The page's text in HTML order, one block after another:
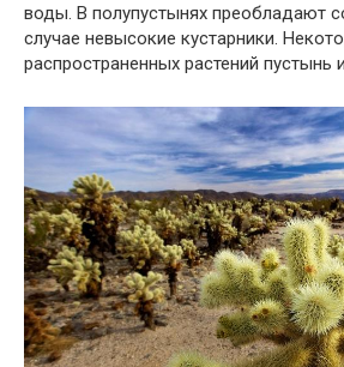
воды. В полупустынях преобладают
случае невысокие кустарники.
распространенных растений пустынь